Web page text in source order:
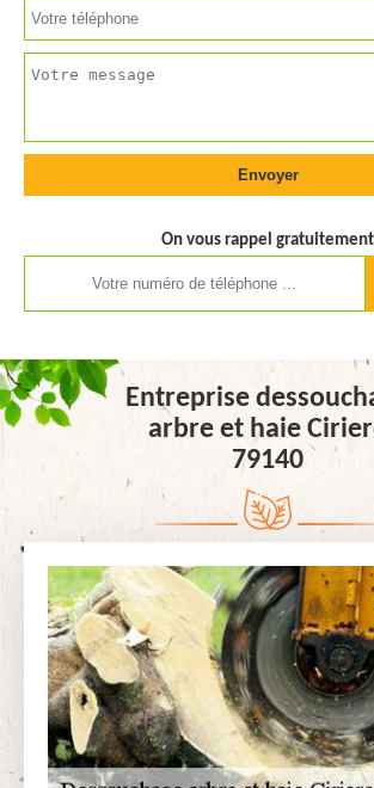
On vous rappel gratuitement
Entreprise
arbre et haie
79140